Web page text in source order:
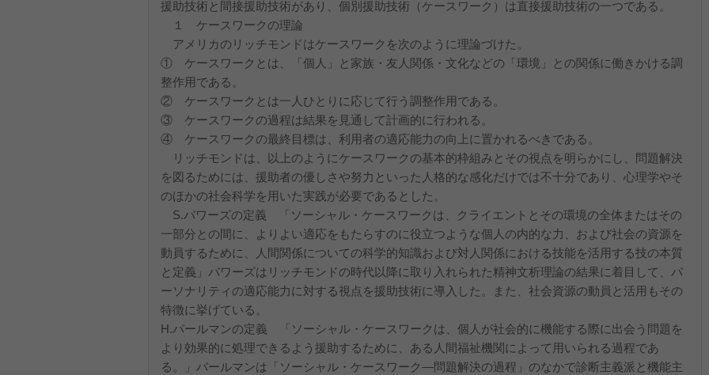
援助技術と間接援助技術があり、個別援助技術（ケースワーク）は直接援助技術の一つである。
１ ケースワークの理論
アメリカのリッチモンドはケースワークを次のように理論づけた。
① ケースワークとは、「個人」と家族・友人関係・文化などの「環境」との関係に働きかける調
整作用である。
② ケースワークとは一人ひとりに応じて行う調整作用である。
③ ケースワークの過程は結果を見通して計画的に行われる。
④ ケースワークの最終目標は、利用者の適応能力の向上に置かれるべきである。
リッチモンドは、以上のようにケースワークの基本的枠組みとその視点を明らかにし、問題解決
を図るためには、援助者の優しさや努力といった人格的な感化だけでは不十分であり、心理学やそ
のほかの社会科学を用いた実践が必要であるとした。
S.バワーズの定義 「ソーシャル・ケースワークは、クライエントとその環境の全体またはその
一部分との間に、よりよい適応をもたらすのに役立つような個人の内的な力、および社会の資源を
動員するために、人間関係についての科学的知識および対人関係における技能を活用する技の本質
と定義」バワーズはリッチモンドの時代以降に取り入れられた精神文析理論の結果に着目して、パ
ーソナリティの適応能力に対する視点を援助技術に導入した。また、社会資源の動員と活用もその
特徴に挙げている。
H.パールマンの定義 「ソーシャル・ケースワークは、個人が社会的に機能する際に出会う問題を
より効果的に処理できるよう援助するために、ある人間福祉機関によって用いられる過程であ
る。」パールマンは「ソーシャル・ケースワーク―問題解決の過程」のなかで診断主義派と機能主